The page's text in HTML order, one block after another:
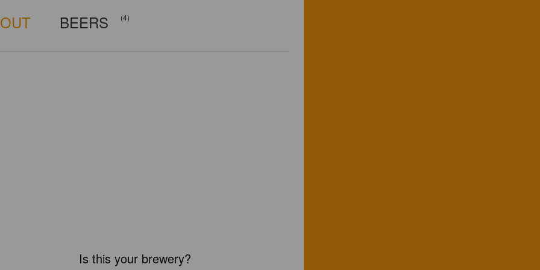
BEERS (4)
Is this your brewery?